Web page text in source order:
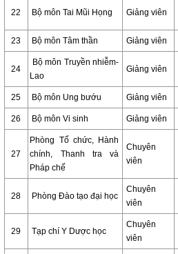
22 Bộ môn Tai Mũi Họng Giảng viên
23 Bộ môn Tâm thần Giảng viên
24
Bộ môn Truyền nhiễm-
Lao
Giảng viên
25 Bộ môn Ung bướu Giảng viên
26 Bộ môn Vi sinh Giảng viên
27
Phòng Tổ chức, Hành
chính, Thanh tra và
Pháp chế
Chuyên
viên
28 Phòng Đào tạo đại học
Chuyên
viên
29 Tạp chí Y Dược học
Chuyên
viên